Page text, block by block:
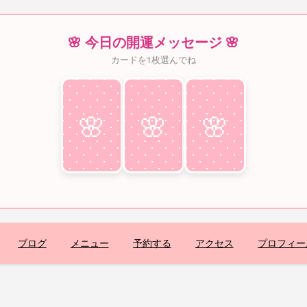
🌸 今日の開運メッセージ 🌸
カードを1枚選んでね
🌸
♥ 🌸
♥ 🌸
♥
ブログ メニュー 予約する アクセス プロフィ